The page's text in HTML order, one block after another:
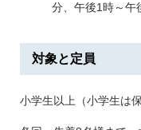
分、午後1時～午
対象と定員
小学生以上（小学生は